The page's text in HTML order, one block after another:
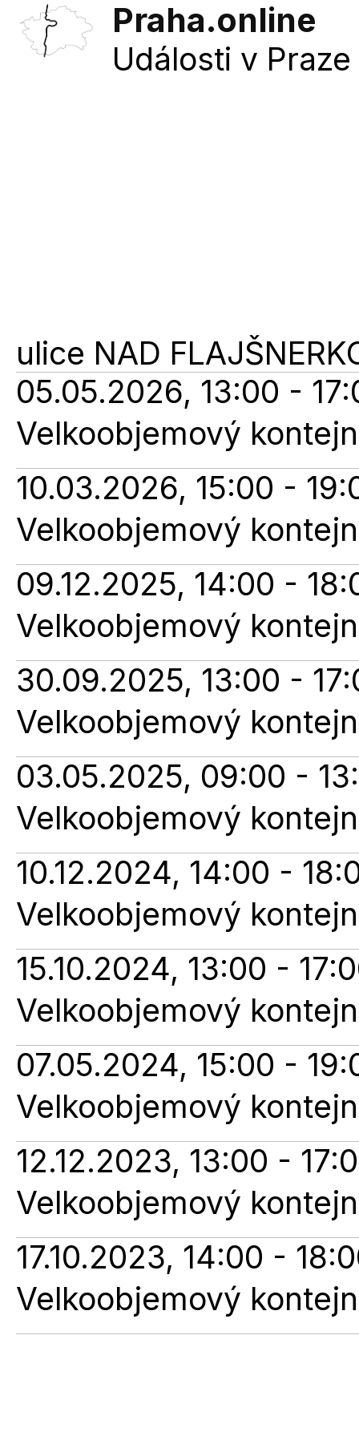
Praha.online
Události v
ulice NAD
05.05.2026, 13:00 -
Velkoobjemový
10.03.2026, 15:00 -
Velkoobjemový
09.12.2025, 14:00 -
Velkoobjemový
30.09.2025, 13:00 -
Velkoobjemový
03.05.2025, 09:00 -
Velkoobjemový
10.12.2024, 14:00 -
Velkoobjemový
15.10.2024, 13:00 -
Velkoobjemový
07.05.2024, 15:00 -
Velkoobjemový
12.12.2023, 13:00 -
Velkoobjemový
17.10.2023, 14:00 -
Velkoobjemový